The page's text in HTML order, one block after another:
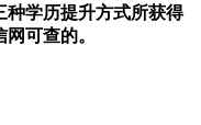
种学历提升方式所获得
可查的。